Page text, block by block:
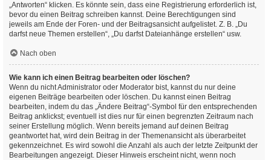
„Antworten“ klicken. Es könnte sein, dass eine Registrierung erforderlich ist,
bevor du einen Beitrag schreiben kannst. Deine Berechtigungen sind
jeweils am Ende der Foren- und der Beitragsansicht aufgelistet. Z. B. „Du
darfst neue Themen erstellen“, „Du darfst Dateianhänge erstellen“ usw.
Nach oben
Wie kann ich einen Beitrag bearbeiten oder löschen?
Wenn du nicht Administrator oder Moderator bist, kannst du nur deine
eigenen Beiträge bearbeiten oder löschen. Du kannst einen Beitrag
bearbeiten, indem du das „Ändere Beitrag“-Symbol für den entsprechenden
Beitrag anklickst; eventuell ist dies nur für einen begrenzten Zeitraum nach
seiner Erstellung möglich. Wenn bereits jemand auf deinen Beitrag
geantwortet hat, wird dein Beitrag in der Themenansicht als überarbeitet
gekennzeichnet. Es wird sowohl die Anzahl als auch der letzte Zeitpunkt der
Bearbeitungen angezeigt. Dieser Hinweis erscheint nicht, wenn noch